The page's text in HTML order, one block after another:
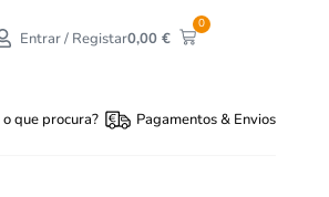
Entrar / Registar0,00€
0
que procura? Pagamentos & Envios